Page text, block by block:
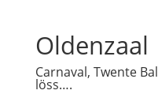
Oldenzaal
Carnaval, Twente
löss….